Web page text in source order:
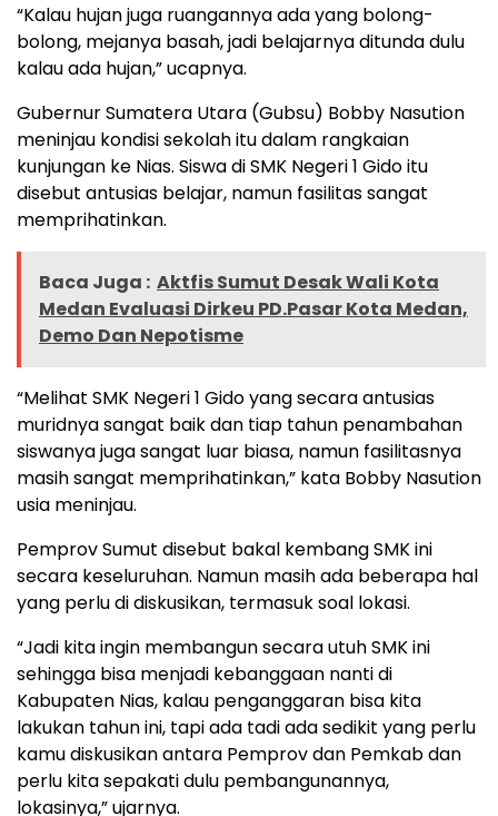
“Kalau hujan juga ruangannya ada yang bolong-
bolong, mejanya basah, jadi belajarnya ditunda dulu
kalau ada hujan,” ucapnya.
Gubernur Sumatera Utara (Gubsu) Bobby Nasution
meninjau kondisi sekolah itu dalam rangkaian
kunjungan ke Nias. Siswa di SMK Negeri 1 Gido itu
disebut antusias belajar, namun fasilitas sangat
memprihatinkan.
Baca Juga : Aktfis Sumut Desak Wali Kota
Medan Evaluasi Dirkeu PD.Pasar Kota Medan,
Demo Dan Nepotisme
“Melihat SMK Negeri 1 Gido yang secara antusias
muridnya sangat baik dan tiap tahun penambahan
siswanya juga sangat luar biasa, namun fasilitasnya
masih sangat memprihatinkan,” kata Bobby Nasution
usia meninjau.
Pemprov Sumut disebut bakal kembang SMK ini
secara keseluruhan. Namun masih ada beberapa hal
yang perlu di diskusikan, termasuk soal lokasi.
“Jadi kita ingin membangun secara utuh SMK ini
sehingga bisa menjadi kebanggaan nanti di
Kabupaten Nias, kalau penganggaran bisa kita
lakukan tahun ini, tapi ada tadi ada sedikit yang perlu
kamu diskusikan antara Pemprov dan Pemkab dan
perlu kita sepakati dulu pembangunannya,
lokasinya,” ujarnya.